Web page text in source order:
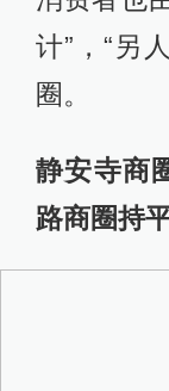
计”，“另
圈。
静安寺商
路商圈持